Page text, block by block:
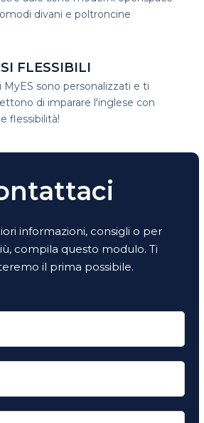
divani e poltroncine
FLESSIBILI
MyES sono personalizzati eti
di imparare l'inglese con
flessibilità!
informazioni, consigli o per
compila questo modulo. Ti
il prima possibile.